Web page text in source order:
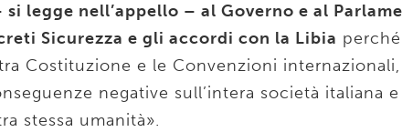
si legge nell’appello – al Governo e al
Sicurezza e gli accordi con la Libia perché
Costituzione e le Convenzioni internazionali,
negative sull’intera società italiana e
stessa umanità».